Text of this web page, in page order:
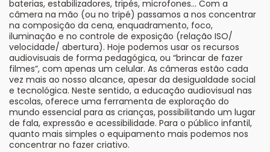
baterias, estabilizadores, tripés, microfones… Com a
câmera na mão (ou no tripé) passamos a nos concentrar
na composição da cena, enquadramento, foco,
iluminação e no controle de exposição (relação ISO/
velocidade/ abertura). Hoje podemos usar os recursos
audiovisuais de forma pedagógica, ou “brincar de fazer
filmes”, com apenas um celular. As câmeras estão cada
vez mais ao nosso alcance, apesar da desigualdade social
e tecnológica. Neste sentido, a educação audiovisual nas
escolas, oferece uma ferramenta de exploração do
mundo essencial para as crianças, possibilitando um lugar
de fala, expressão e acessibilidade. Para o público infantil,
quanto mais simples o equipamento mais podemos nos
concentrar no fazer criativo.